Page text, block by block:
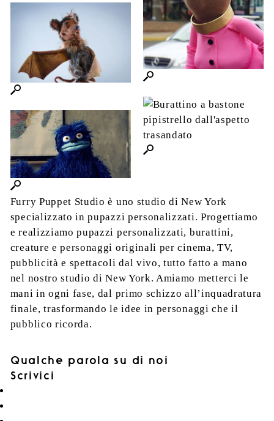
Furry Puppet Studio è uno studio di New York
specializzato in pupazzi personalizzati. Progettiamo
e realizziamo pupazzi personalizzati, burattini,
creature e personaggi originali per cinema, TV,
pubblicità e spettacoli dal vivo, tutto fatto a mano
nel nostro studio di New York. Amiamo metterci le
mani in ogni fase, dal primo schizzo all’inquadratura
finale, trasformando le idee in personaggi che il
pubblico ricorda.
Qualche parola su di noi
Scrivici